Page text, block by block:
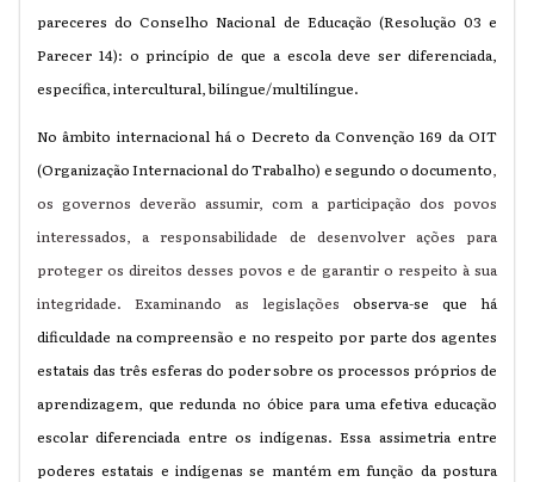
pareceres do Conselho Nacional de Educação (Resolução 03 e
Parecer 14): o princípio de que a escola deve ser diferenciada,
específica, intercultural, bilíngue/multilíngue.
No âmbito internacional há o Decreto da Convenção 169 da OIT
(Organização Internacional do Trabalho) e segundo o documento,
os governos deverão assumir, com a participação dos povos
interessados, a responsabilidade de desenvolver ações para
proteger os direitos desses povos e de garantir o respeito à sua
integridade. Examinando as legislações observa-se que há
dificuldade na compreensão e no respeito por parte dos agentes
estatais das três esferas do poder sobre os processos próprios de
aprendizagem, que redunda no óbice para uma efetiva educação
escolar diferenciada entre os indígenas. Essa assimetria entre
poderes estatais e indígenas se mantém em função da postura